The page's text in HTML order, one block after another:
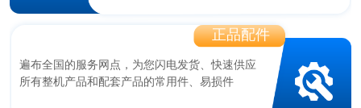
正品配件
遍布全国的服务网点，为您闪电发货、快速供应
所有整机产品和配套产品的常用件、易损件